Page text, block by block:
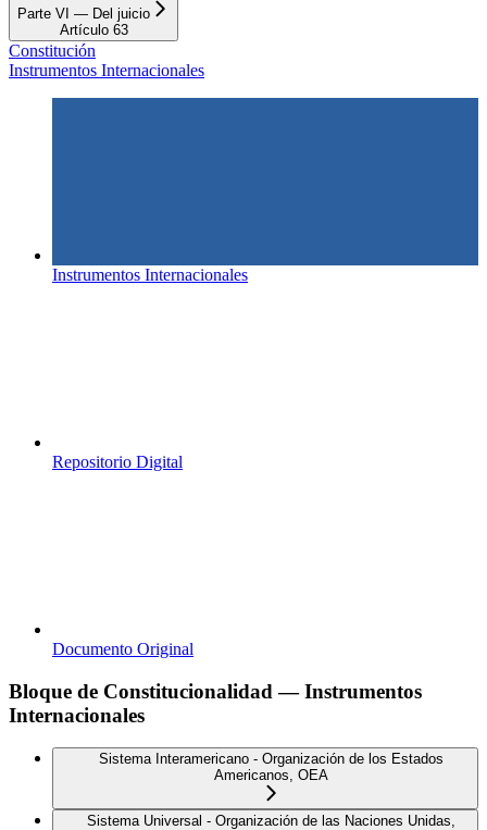
Parte VI — Del juicio
Artículo 63
Constitución
Instrumentos Internacionales
Instrumentos Internacionales
Repositorio Digital
Documento Original
Bloque de Constitucionalidad — Instrumentos
Internacionales
Sistema Interamericano - Organización de los Estados
Americanos, OEA
Sistema Universal - Organización de las Naciones Unidas,